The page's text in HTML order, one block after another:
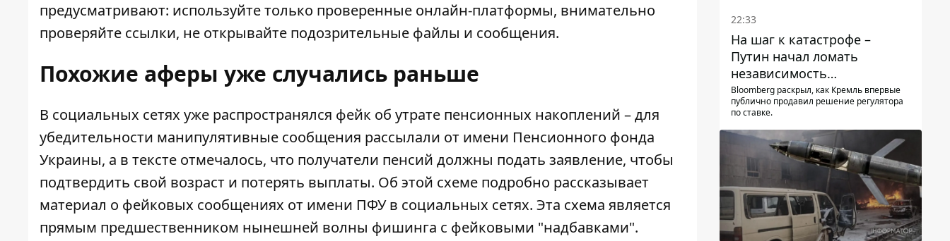
предусматривают: используйте только проверенные онлайн-платформы, внимательно
проверяйте ссылки, не открывайте подозрительные файлы и сообщения.
Похожие аферы уже случались раньше
В социальных сетях уже распространялся фейк об утрате пенсионных накоплений – для
убедительности манипулятивные сообщения рассылали от имени Пенсионного фонда
Украины, а в тексте отмечалось, что получатели пенсий должны подать заявление, чтобы
подтвердить свой возраст и потерять выплаты. Об этой схеме подробно рассказывает
материал о фейковых сообщениях от имени ПФУв социальных сетях. Эта схема является
прямым предшественником нынешней волны фишинга с фейковыми "надбавками".
22:33
На шаг к катастрофе –
Путин начал ломать
независимость
собственного Центробанка,
заставив снизить базовую
Bloomberg раскрыл, как Кремль впервые
публично продавил решение регулятора
по ставке.